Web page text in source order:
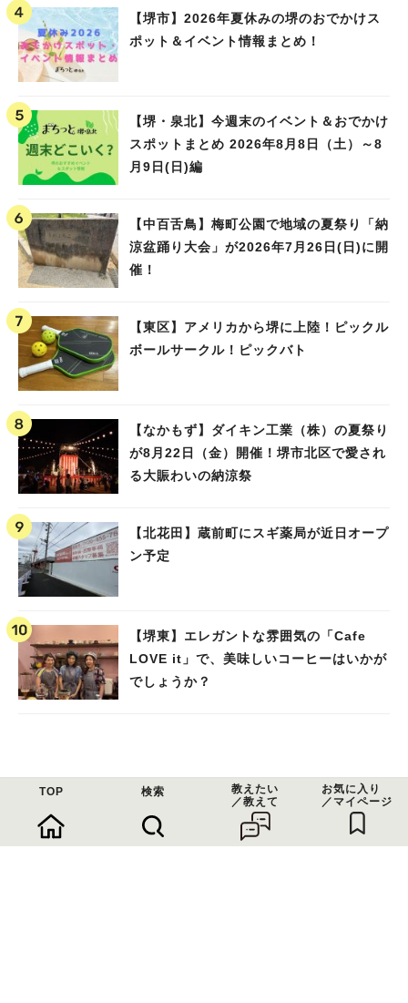
【堺市】2026年夏休みの堺のおでかけス
ポット＆イベント情報まとめ！
【堺・泉北】今週末のイベント＆おでかけ
スポットまとめ 2026年8月8日（土）～8
月9日(日)編
【中百舌鳥】梅町公園で地域の夏祭り「納
涼盆踊り大会」が2026年7月26日(日)に開
催！
【東区】アメリカから堺に上陸！ピックル
ボールサークル！ピックバト
【なかもず】ダイキン工業（株）の夏祭り
が8月22日（金）開催！堺市北区で愛され
る大賑わいの納涼祭
【北花田】蔵前町にスギ薬局が近日オープ
ン予定
【堺東】エレガントな雰囲気の「Cafe
LOVE it」で、美味しいコーヒーはいかが
でしょうか？
TOP 検索
教えたい
／教えて
お気に入り
／マイページ